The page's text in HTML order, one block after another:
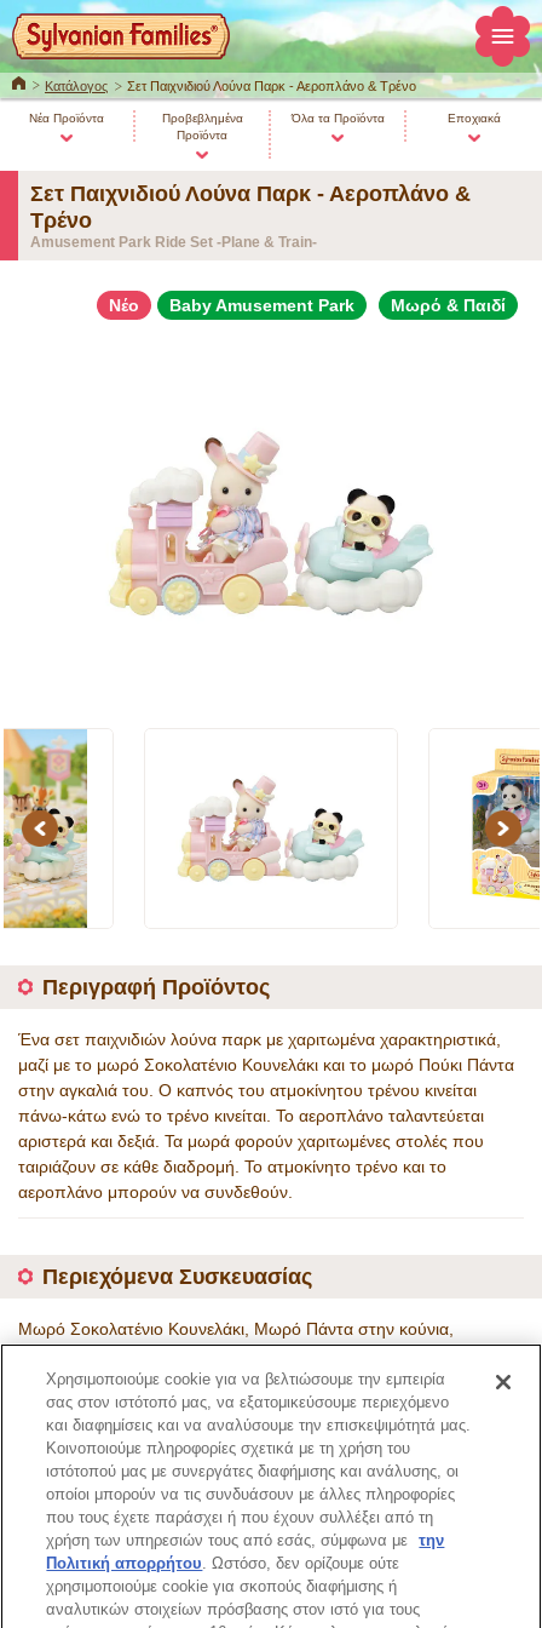
ΚΕΝΤΡΙΚΗΚατάλογος Σετ Παιχνιδιού Λούνα Παρκ - Αεροπλάνο & Τρένο
Νέα Προϊόντα
Προβεβλημένα
Προϊόντα
Όλα τα Προϊόντα Εποχιακά
Σετ Παιχνιδιού Λούνα Παρκ - Αεροπλάνο &
Τρένο
Amusement Park Ride Set -Plane & Train-
Νέο Baby Amusement Park Μωρό & Παιδί
Previous Next
Περιγραφή Προϊόντος
Ένα σετ παιχνιδιών λούνα παρκ με χαριτωμένα χαρακτηριστικά,
μαζί με το μωρό Σοκολατένιο Κουνελάκι και το μωρό Πούκι Πάντα
στην αγκαλιά του. Ο καπνός του ατμοκίνητου τρένου κινείται
πάνω-κάτω ενώ το τρένο κινείται. Το αεροπλάνο ταλαντεύεται
αριστερά και δεξιά. Τα μωρά φορούν χαριτωμένες στολές που
ταιριάζουν σε κάθε διαδρομή. Το ατμοκίνητο τρένο και το
αεροπλάνο μπορούν να συνδεθούν.
Περιεχόμενα Συσκευασίας
Μωρό Σοκολατένιο Κουνελάκι, Μωρό Πάντα στην κούνια,
Κωδικός Προϊόντος 5819
Σελίδα Καταλόγου
Κορυφή Σελίδας
Χρησιμοποιούμε cookie για να βελτιώσουμε την εμπειρία
σας στον ιστότοπό μας, να εξατομικεύσουμε περιεχόμενο
και διαφημίσεις και να αναλύσουμε την επισκεψιμότητά μας.
Κοινοποιούμε πληροφορίες σχετικά με τη χρήση του
ιστότοπού μας με συνεργάτες διαφήμισης και ανάλυσης, οι
οποίοι μπορούν να τις συνδυάσουν με άλλες πληροφορίες
που τους έχετε παράσχει ή που έχουν συλλέξει από τη
χρήση των υπηρεσιών τους από εσάς, σύμφωνα με
την
Πολιτική απορρήτου. Ωστόσο, δεν ορίζουμε ούτε
χρησιμοποιούμε cookie για σκοπούς διαφήμισης ή
αναλυτικών στοιχείων πρόσβασης στον ιστό για τους